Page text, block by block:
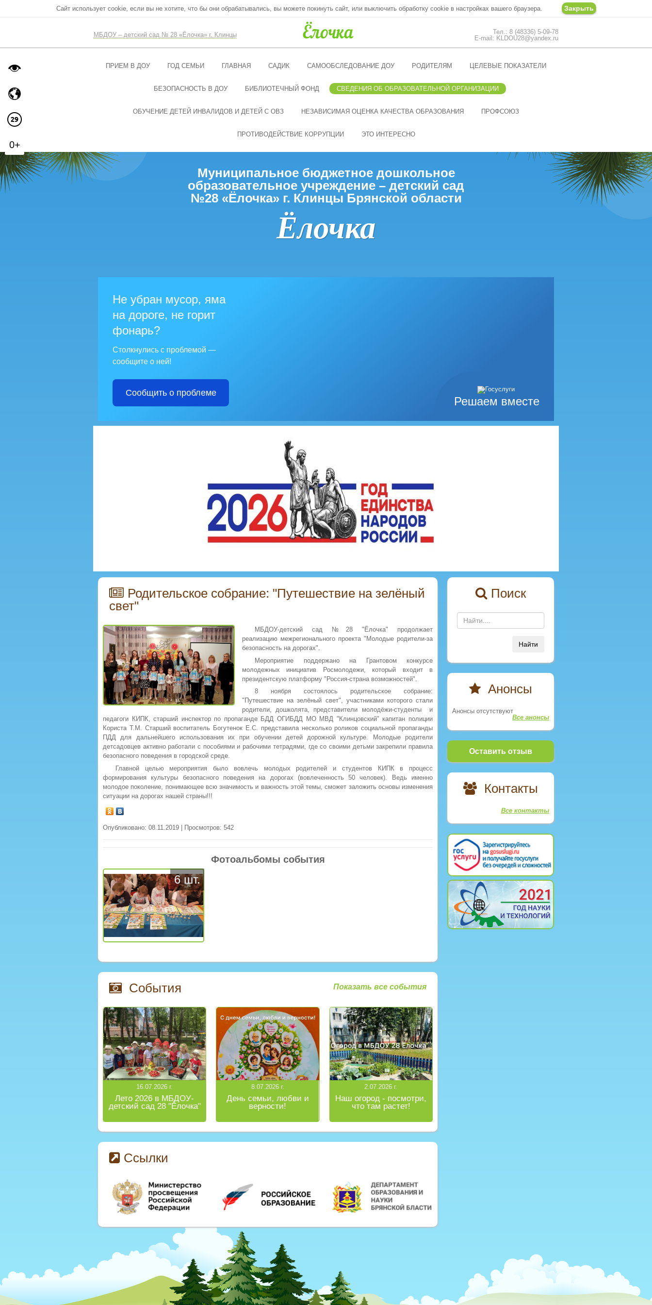
Сайт использует cookie, если вы не хотите, что бы они обрабатывались, вы можете покинуть сайт, или выключить обработку cookie в настройках вашего браузера. Закрыть
МБДОУ – детский сад № 28 «Ёлочка» г. Клинцы
Тел.: 8 (48336) 5-09-78
E-mail: KLDOU28@yandex.ru
ПРИЕМ В ДОУ ГОД СЕМЬИ ГЛАВНАЯ САДИК САМООБСЛЕДОВАНИЕ ДОУ РОДИТЕЛЯМ ЦЕЛЕВЫЕ ПОКАЗАТЕЛИ
БЕЗОПАСНОСТЬ В ДОУ БИБЛИОТЕЧНЫЙ ФОНД СВЕДЕНИЯ ОБ ОБРАЗОВАТЕЛЬНОЙ ОРГАНИЗАЦИИ
ОБУЧЕНИЕ ДЕТЕЙ ИНВАЛИДОВ И ДЕТЕЙ С ОВЗ НЕЗАВИСИМАЯ ОЦЕНКА КАЧЕСТВА ОБРАЗОВАНИЯ ПРОФСОЮЗ
ПРОТИВОДЕЙСТВИЕ КОРРУПЦИИ ЭТО ИНТЕРЕСНО
Муниципальное бюджетное дошкольное
образовательное учреждение – детский сад
№28 «Ёлочка» г. Клинцы Брянской области
Ёлочка
Решаем вместе
Не убран мусор, яма
на дороге, не горит
фонарь?
Столкнулись с проблемой —
сообщите о ней!
Сообщить о проблеме
Родительское собрание: "Путешествие на зелёный
свет"
МБДОУ-детский сад №28 "Ёлочка" продолжает
реализацию межрегионального проекта "Молодые родители-за
безопасность на дорогах".
Мероприятие поддержано на Грантовом конкурсе
молодежных инициатив Росмолодежи, который входит в
президентскую платформу "Россия-страна возможностей".
8 ноября состоялось родительское собрание:
"Путешествие на зелёный свет", участниками которого стали
родители, дошколята, представители молодёжи-студенты и
педагоги КИПК, старший инспектор по пропаганде БДД ОГИБДД МО МВД "Клинцовский" капитан полиции
Користа Т.М. Старший воспитатель Богутенок Е.С. представила несколько роликов социальной пропаганды
ПДД для дальнейшего использования их при обучении детей дорожной культуре. Молодые родители
детсадовцев активно работали с пособиями и рабочими тетрадями, где со своими детьми закрепили правила
безопасного поведения в городской среде.
Главной целью мероприятия было вовлечь молодых родителей и студентов КИПК в процесс
формирования культуры безопасного поведения на дорогах (вовлеченность 50 человек). Ведь именно
молодое поколение, понимающее всю значимость и важность этой темы, сможет заложить основы изменения
ситуации на дорогах нашей страны!!!
Опубликовано: 08.11.2019 | Просмотров: 542
Фотоальбомы события
6 шт.
События Показать все события
16.07.2026 г.
Лето 2026 в МБДОУ-
детский сад 28 "Ёлочка"
8.07.2026 г.
День семьи, любви и
верности!
2.07.2026 г.
Наш огород - посмотри,
что там растет!
Ссылки
Поиск
Найти
Анонсы
Анонсы отсутствуют
Все анонсы
Оставить отзыв
Контакты
Все контакты
0+